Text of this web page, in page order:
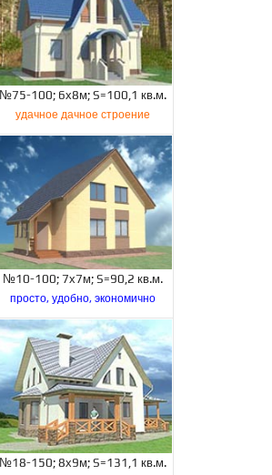
№75-100; 6х8м; S=100,1 кв.м.
удачное дачное строение
№10-100; 7х7м; S=90,2 кв.м.
просто, удобно, экономично
№18-150; 8х9м; S=131,1 кв.м.